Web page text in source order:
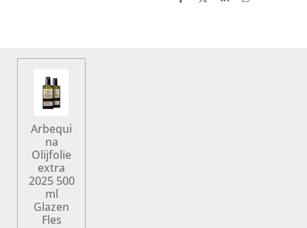
Arbequi
na
Olijfolie
extra
2025 500
ml
Glazen
Fles